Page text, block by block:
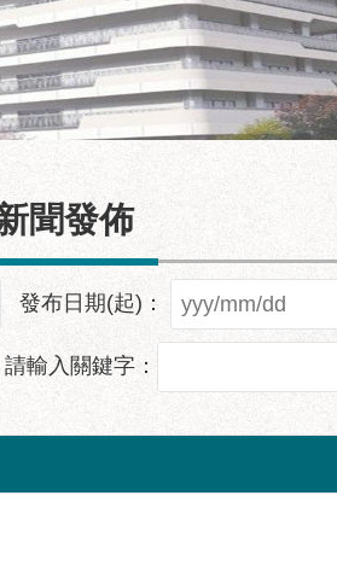
聞發佈
發布日期(起)：
請輸入關鍵字：